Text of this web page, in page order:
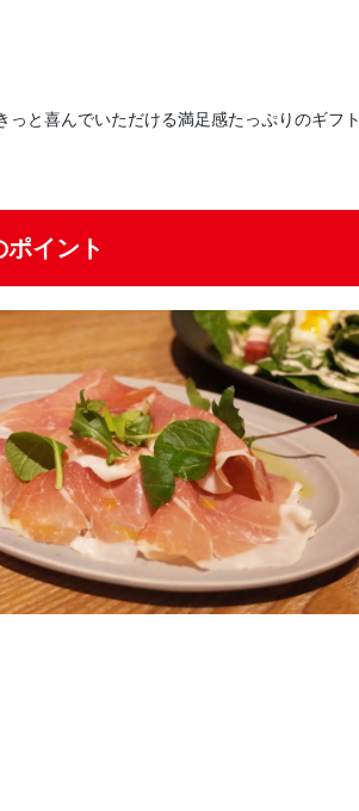
と喜んでいただける満足感たっぷりのギフト
イント